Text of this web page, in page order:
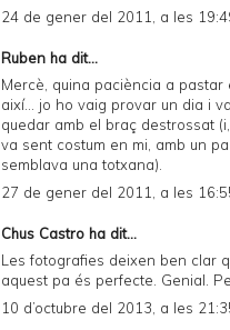
24 de gener del 2011, a les
Ruben ha dit...
Mercè, quina paciència a pastar
així... jo ho vaig provar un dia i
quedar amb el braç destrossat
va sent costum en mi, amb un
semblava una totxana).
27 de gener del 2011, a les
Chus Castro ha dit...
Les fotografies deixen ben clar
aquest pa és perfecte. Genial.
10 d’octubre del 2013, a les